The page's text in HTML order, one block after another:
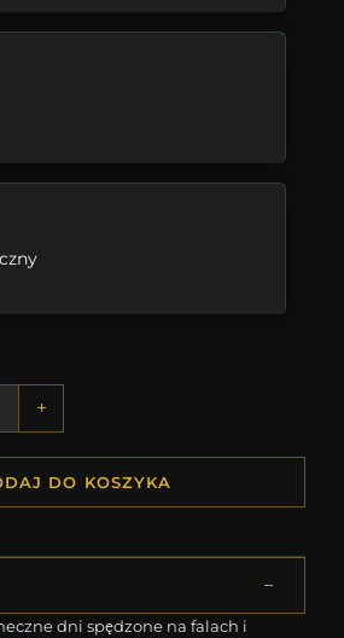
+
DO KOSZYKA
dni spędzone na falach i